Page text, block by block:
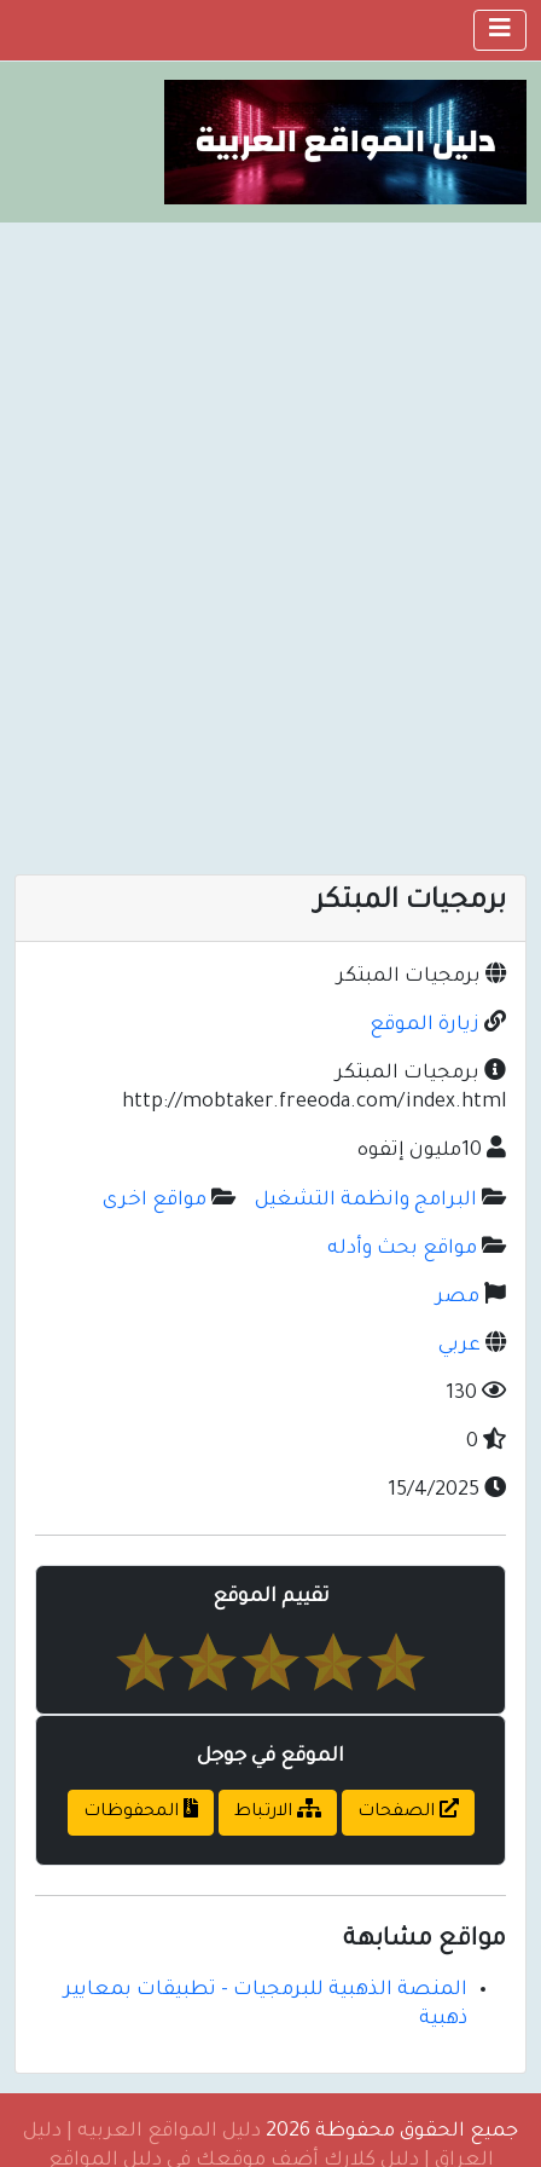
برمجيات المبتكر
برمجيات المبتكر
زيارة الموقع
برمجيات المبتكر
http://mobtaker.freeoda.com/index.html
البرامج وانظمة التشغيل مواقع اخرى
مواقع بحث وأدله
مصر
عربي
تقييم الموقع
الموقع في جوجل
الصفحات الارتباط المحفوظات
مواقع مشابهة
المنصة الذهبية للبرمجيات - تطبيقات بمعايير
ذهبية
جميع الحقوق محفوظة 2026
دليل المواقع العربيه | دليل
العراق | دليل كلارك أضف موقعك في دليل المواقع